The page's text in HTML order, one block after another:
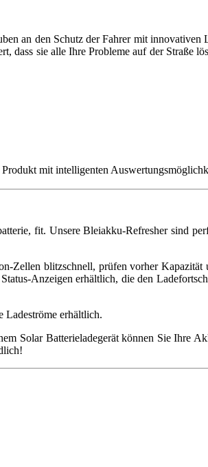
an den Schutz der Fahrer mit innovativen
dass sie alle Ihre Probleme auf der Straße
mit intelligenten
fit. Unsere Bleiakku-Refresher sind
Zellen blitzschnell, prüfen vorher Kapazität
Anzeigen erhältlich, die den
erhältlich.
Solar Batterieladegerät können Sie Ihre